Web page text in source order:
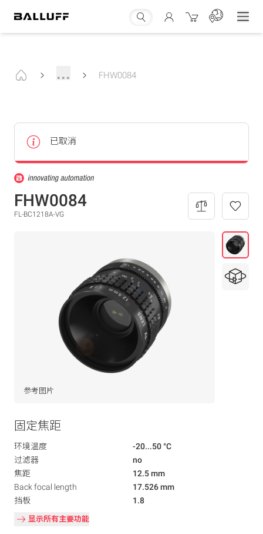
... FHW0084
已取消
FHW0084
FL-BC1218A-VG
参考图片
固定焦距
环境温度
-20...50 °C
过滤器
no
焦距
12.5 mm
Back focal length
17.526 mm
挡板
1.8
显示所有主要功能